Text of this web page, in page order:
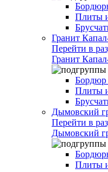
Плиты
Гранит
Перейти в
Гранит
Бордюр
Плиты
Дымовский
Перейти в
Дымовский
Плиты